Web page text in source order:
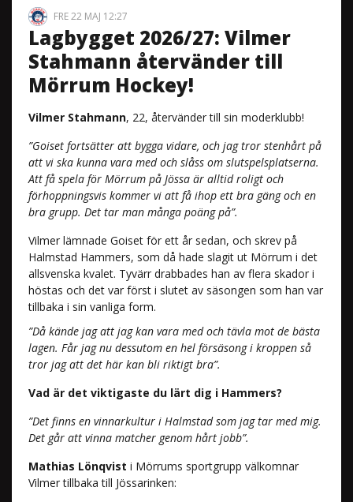
FRE 22 MAJ 12:27
Lagbygget 2026/27: Vilmer
Stahmann återvänder till
Mörrum Hockey!
Vilmer Stahmann, 22, återvänder till sin moderklubb!
”Goiset fortsätter att bygga vidare, och jag tror stenhårt på
att vi ska kunna vara med och slåss om slutspelsplatserna.
Att få spela för Mörrum på Jössa är alltid roligt och
förhoppningsvis kommer vi att få ihop ett bra gäng och en
bra grupp. Det tar man många poäng på”.
Vilmer lämnade Goiset för ett år sedan, och skrev på
Halmstad Hammers, som då hade slagit ut Mörrum i det
allsvenska kvalet. Tyvärr drabbades han av flera skador i
höstas och det var först i slutet av säsongen som han var
tillbaka i sin vanliga form.
”Då kände jag att jag kan vara med och tävla mot de bästa
lagen. Får jag nu dessutom en hel försäsong i kroppen så
tror jag att det här kan bli riktigt bra”.
Vad är det viktigaste du lärt dig i Hammers?
”Det finns en vinnarkultur i Halmstad som jag tar med mig.
Det går att vinna matcher genom hårt jobb”.
Mathias Lönqvist i Mörrums sportgrupp välkomnar
Vilmer tillbaka till Jössarinken: